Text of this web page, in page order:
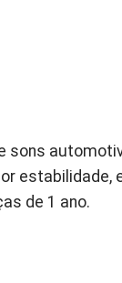
sons
estabilidade,
de 1 ano.